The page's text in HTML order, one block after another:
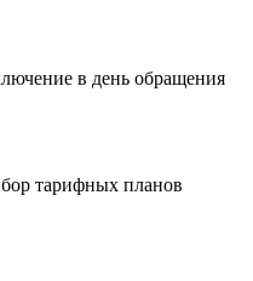
в день обращения
тарифных планов